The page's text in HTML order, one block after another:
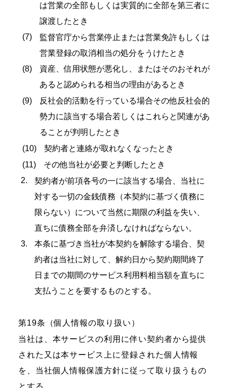
は営業の全部もしくは実質的に全部を第三者に
譲渡したとき
監督官庁から営業停止または営業免許もしくは
営業登録の取消相当の処分をうけたとき
資産、信用状態が悪化し、またはそのおそれが
あると認められる相当の理由があるとき
反社会的活動を行っている場合その他反社会的
勢力に該当する場合若しくはこれらと関連があ
ることが判明したとき
契約者と連絡が取れなくなったとき
その他当社が必要と判断したとき
契約者が前項各号の一に該当する場合、当社に
対する一切の金銭債務（本契約に基づく債務に
限らない）について当然に期限の利益を失い、
直ちに債務全部を弁済しなければならない。
本条に基づき当社が本契約を解除する場合、契
約者は当社に対して、解約日から契約期間終了
日までの期間のサービス利用料相当額を直ちに
支払うことを要するものとする。
第19条（個人情報の取り扱い）
当社は、本サービスの利用に伴い契約者から提供
された又は本サービス上に登録された個人情報
を、当社個人情報保護方針に従って取り扱うもの
とする。